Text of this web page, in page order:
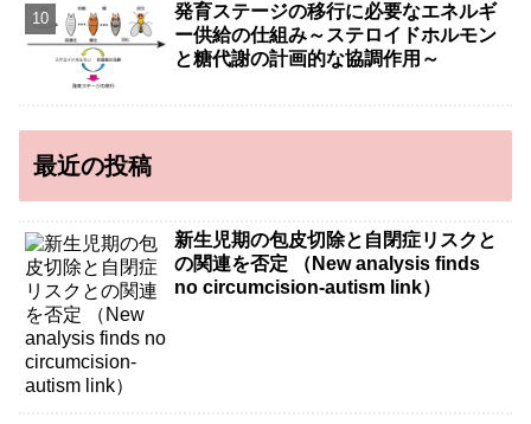
発育ステージの移行に必要なエネルギ
ー供給の仕組み～ステロイドホルモン
と糖代謝の計画的な協調作用～
最近の投稿
新生児期の包皮切除と自閉症リスクと
の関連を否定 （New analysis finds
no circumcision-autism link）